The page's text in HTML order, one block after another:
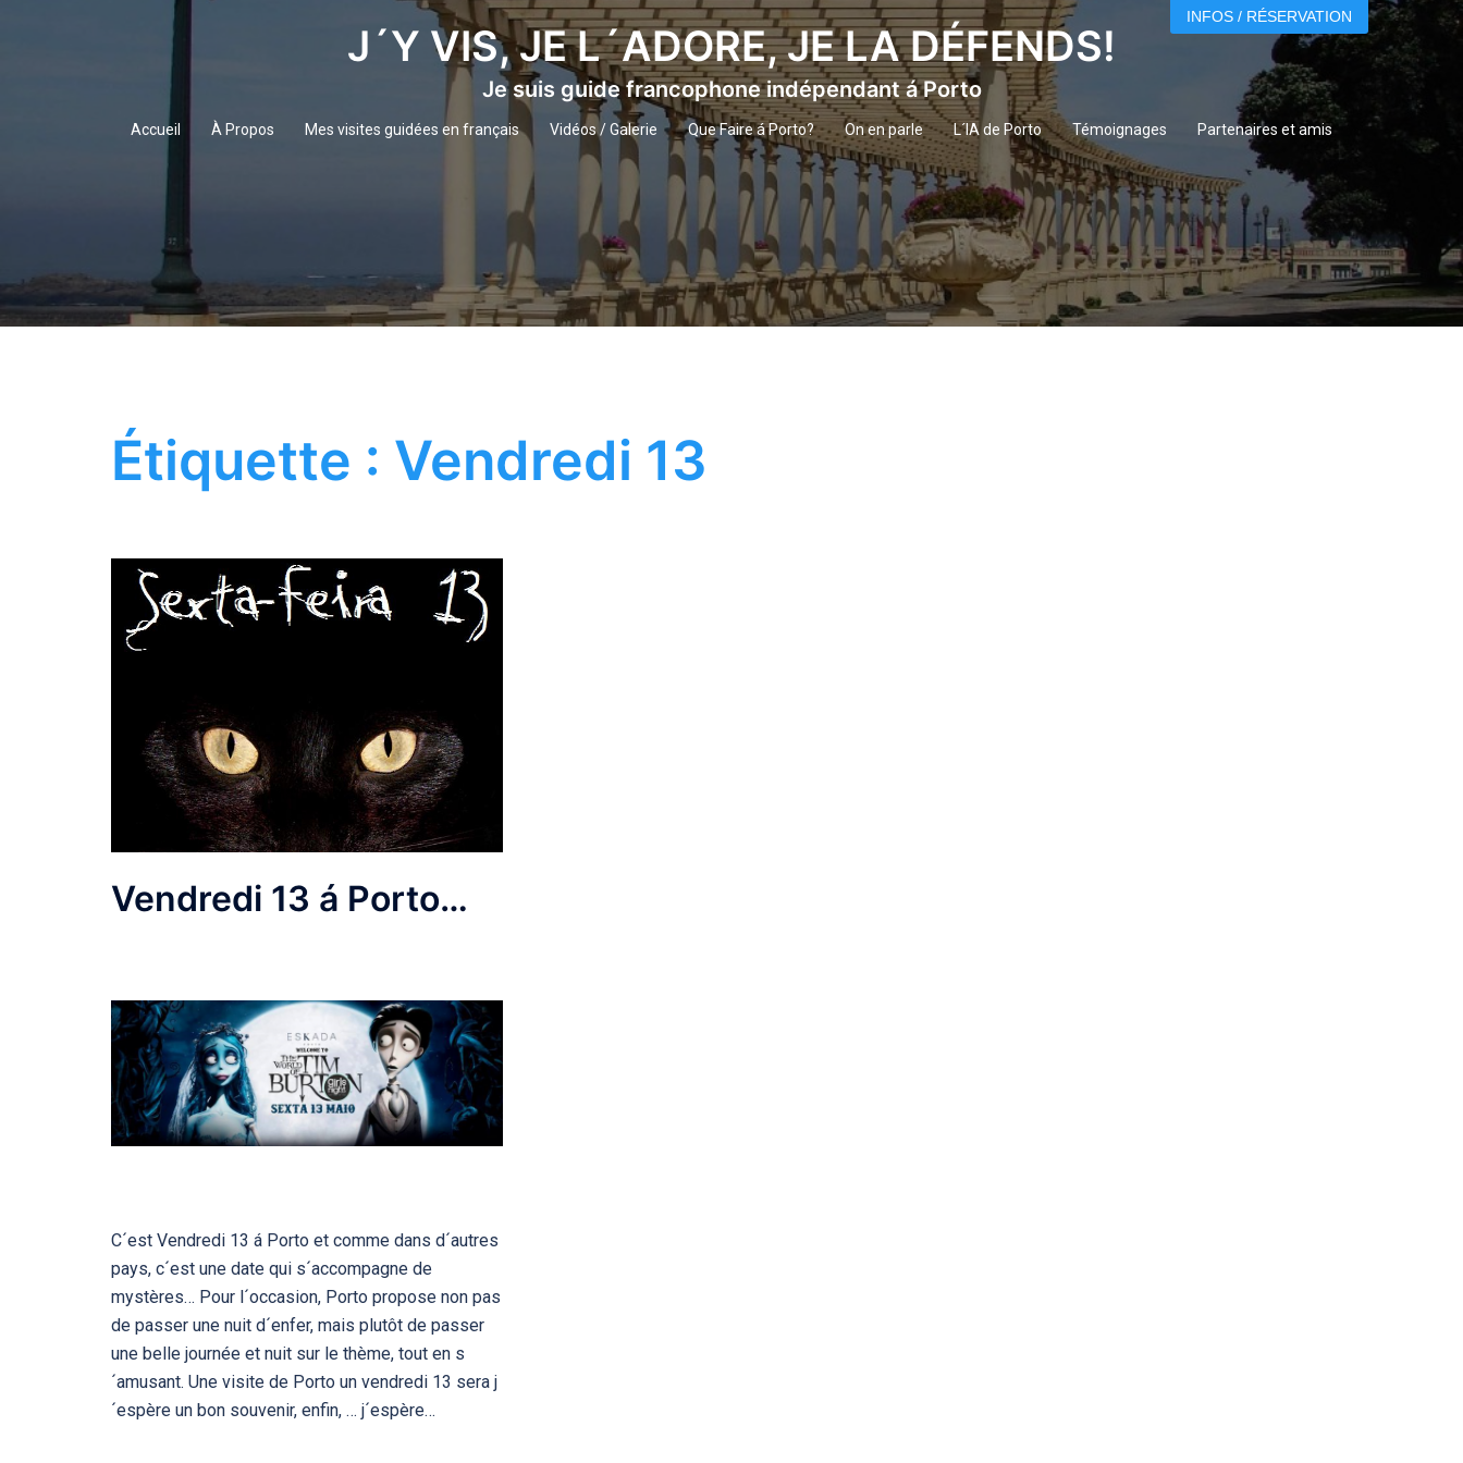
J´Y VIS, JE L´ADORE, JE LA DÉFENDS!
Je suis guide francophone indépendant á Porto
Accueil À Propos Mes visites guidées en français Vidéos / Galerie Que Faire á Porto? On en parle L´IA de Porto Témoignages Partenaires et amis
INFOS / RÉSERVATION
Étiquette : Vendredi 13
Vendredi 13 á Porto…
C´est Vendredi 13 á Porto et comme dans d´autres
pays, c´est une date qui s´accompagne de
mystères… Pour l´occasion, Porto propose non pas
de passer une nuit d´enfer, mais plutôt de passer
une belle journée et nuit sur le thème, tout en s
´amusant. Une visite de Porto un vendredi 13 sera j
´espère un bon souvenir, enfin, … j´espère…